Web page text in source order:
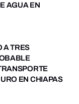
AGUA EN
A TRES
EN CHIAPAS